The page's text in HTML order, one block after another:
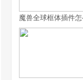
魔兽全球框体插件